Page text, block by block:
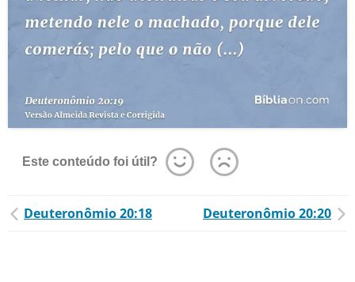
Este conteúdo foi útil?
Deuteronômio 20:18 Deuteronômio 20:20